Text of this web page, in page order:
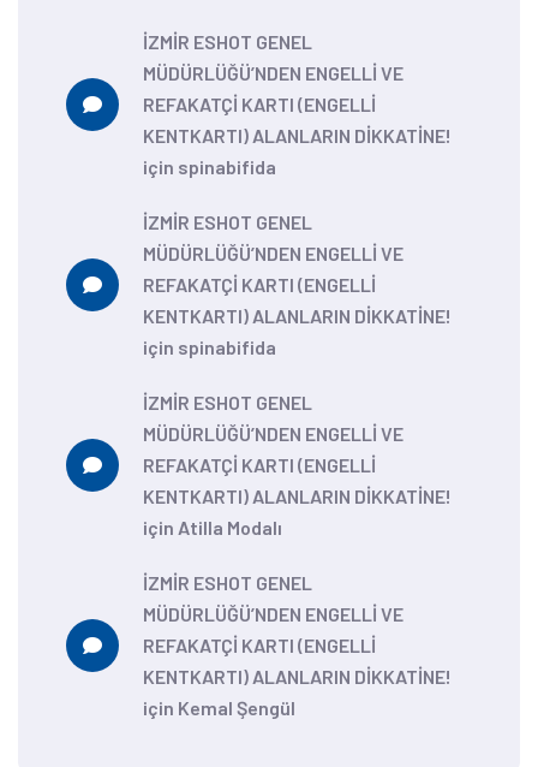
İZMİR ESHOT GENEL
MÜDÜRLÜĞÜ’NDEN ENGELLİ VE
REFAKATÇİ KARTI (ENGELLİ
KENTKARTI) ALANLARIN DİKKATİNE!
için spinabifida
İZMİR ESHOT GENEL
MÜDÜRLÜĞÜ’NDEN ENGELLİ VE
REFAKATÇİ KARTI (ENGELLİ
KENTKARTI) ALANLARIN DİKKATİNE!
için spinabifida
İZMİR ESHOT GENEL
MÜDÜRLÜĞÜ’NDEN ENGELLİ VE
REFAKATÇİ KARTI (ENGELLİ
KENTKARTI) ALANLARIN DİKKATİNE!
için Atilla Modalı
İZMİR ESHOT GENEL
MÜDÜRLÜĞÜ’NDEN ENGELLİ VE
REFAKATÇİ KARTI (ENGELLİ
KENTKARTI) ALANLARIN DİKKATİNE!
için Kemal Şengül